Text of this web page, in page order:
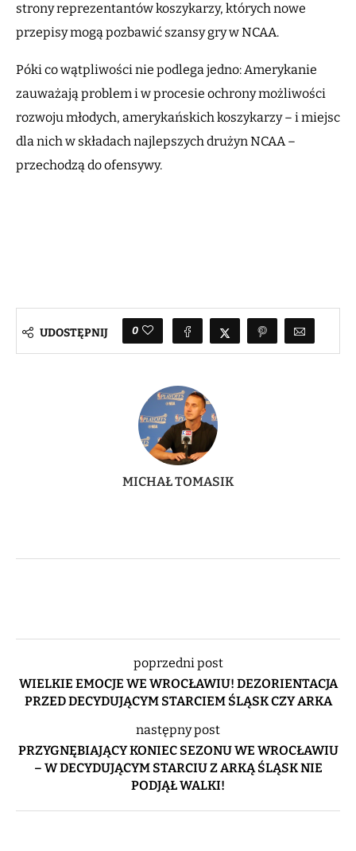
strony reprezentantów koszykarzy, których nowe
przepisy mogą pozbawić szansy gry w NCAA.
Póki co wątpliwości nie podlega jedno: Amerykanie
zauważają problem i w procesie ochrony możliwości
rozwoju młodych, amerykańskich koszykarzy – i miejsc
dla nich w składach najlepszych drużyn NCAA –
przechodzą do ofensywy.
UDOSTĘPNIJ 0
MICHAŁ TOMASIK
poprzedni post
WIELKIE EMOCJE WE WROCŁAWIU! DEZORIENTACJA
PRZED DECYDUJĄCYM STARCIEM ŚLĄSK CZY ARKA
następny post
PRZYGNĘBIAJĄCY KONIEC SEZONU WE WROCŁAWIU
– W DECYDUJĄCYM STARCIU Z ARKĄ ŚLĄSK NIE
PODJĄŁ WALKI!